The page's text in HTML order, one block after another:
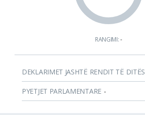
RANGIMI:-
DEKLARIMET JASHTË RENDIT TË DITËS
PYETJET PARLAMENTARE -